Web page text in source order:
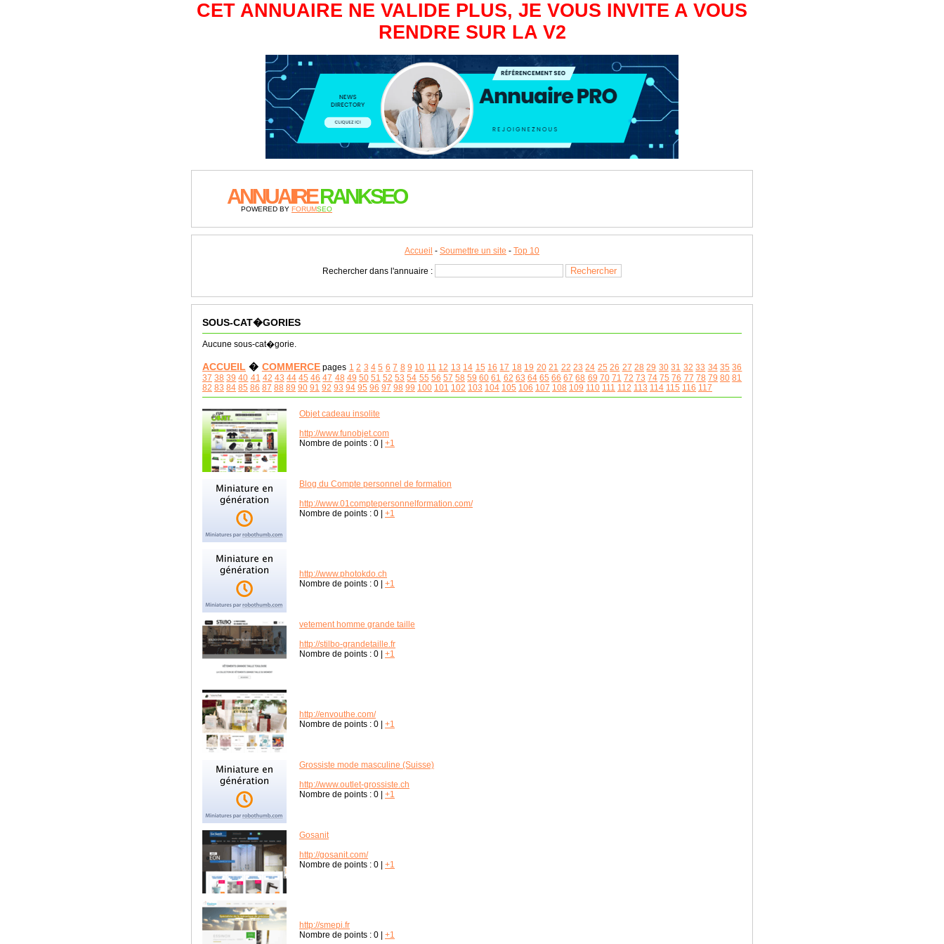
CET ANNUAIRE NE VALIDE PLUS, JE VOUS INVITE A VOUS
RENDRE SUR LA V2
ANNUAIRERANKSEO
POWERED BY FORUMSEO
Accueil - Soumettre un site - Top 10
Rechercher dans l'annuaire :
SOUS-CAT�GORIES
Aucune sous-cat�gorie.
ACCUEIL � COMMERCEpages 1 2 3 4 5 6 7 8 9 10 11 12 13 14 15 16 17 18 19 20 21 22 23 24 25 26 27 28 29 30 31 32 33 34 35 36
37 38 39 40 41 42 43 44 45 46 47 48 49 50 51 52 53 54 55 56 57 58 59 60 61 62 63 64 65 66 67 68 69 70 71 72 73 74 75 76 77 78 79 80 81
82 83 84 85 86 87 88 89 90 91 92 93 94 95 96 97 98 99 100 101 102 103 104 105 106 107 108 109 110 111 112 113 114 115 116 117
Objet cadeau insolite
http://www.funobjet.com
Nombre de points : 0 +1
Blog du Compte personnel de formation
http://www.01comptepersonnelformation.com/
Nombre de points : 0 +1
http://www.photokdo.ch
Nombre de points : 0 +1
vetement homme grande taille
http://stilbo-grandetaille.fr
Nombre de points : 0 +1
http://envouthe.com/
Nombre de points : 0 +1
Grossiste mode masculine (Suisse)
http://www.outlet-grossiste.ch
Nombre de points : 0 +1
Gosanit
http://gosanit.com/
Nombre de points : 0 +1
http://smepi.fr
Nombre de points : 0 +1